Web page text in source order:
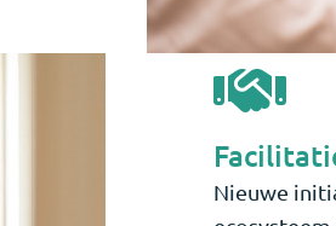
Nieuwe